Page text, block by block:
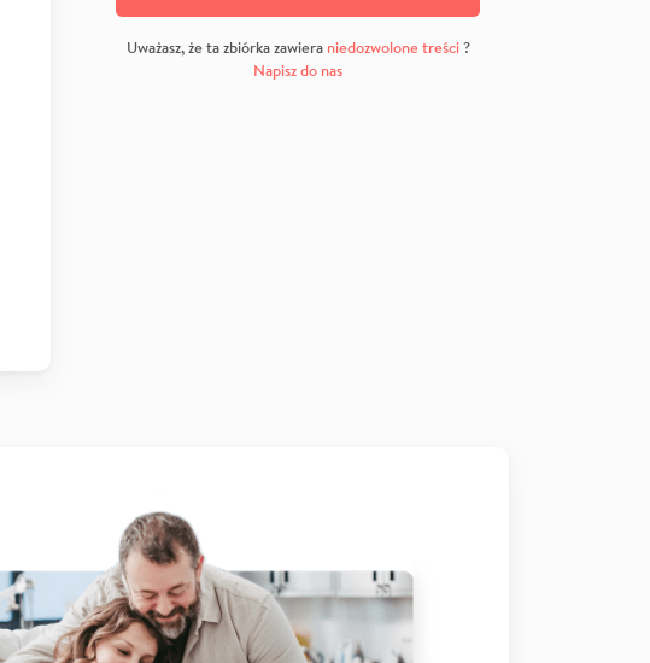
Uważasz, że ta zbiórka zawiera niedozwolone treści?
Napisz do nas